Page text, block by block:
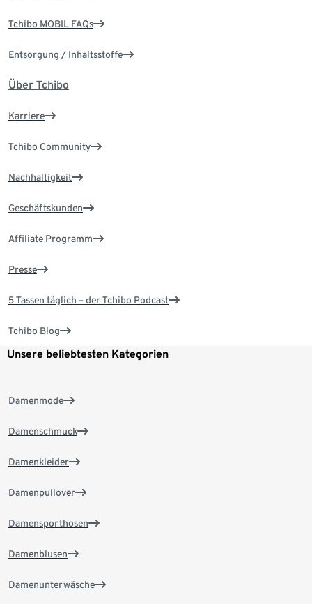
Tchibo MOBIL FAQs
Entsorgung / Inhaltsstoffe
Über Tchibo
Karriere
Tchibo Community
Nachhaltigkeit
Geschäftskunden
Affiliate Programm
Presse
5 Tassen täglich – der Tchibo Podcast
Tchibo Blog
Unsere beliebtesten Kategorien
Damenmode
Damenschmuck
Damenkleider
Damenpullover
Damensporthosen
Damenblusen
Damenunterwäsche